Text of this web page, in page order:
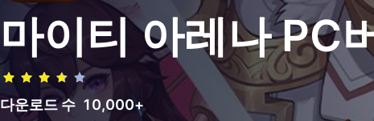
마이티 아레나PC
다운로드 수 10,000+